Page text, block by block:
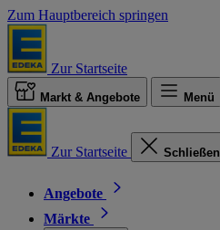
Zum Hauptbereich springen
Zur Startseite
Markt & Angebote Menü
Zur Startseite Schließen
Angebote
Märkte